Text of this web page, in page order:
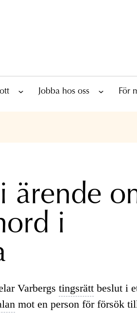
Jobba hos oss För
ärende
i
Varbergs tingsrättbeslut i
mot en person för försök